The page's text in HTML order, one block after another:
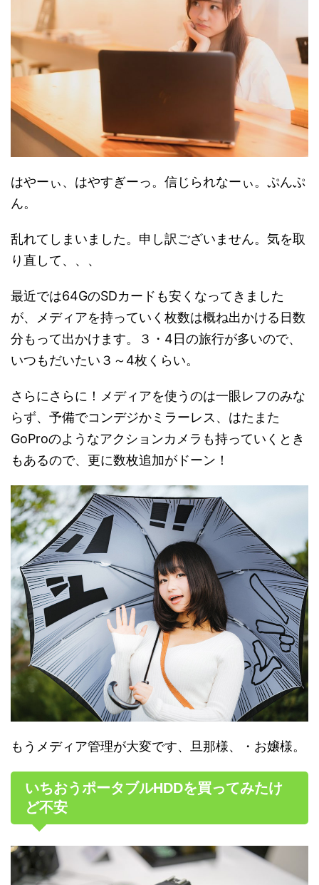
はやーぃ、はやすぎーっ。信じられなーぃ。ぷんぷ
ん。
乱れてしまいました。申し訳ございません。気を取
り直して、、、
最近では64GのSDカードも安くなってきました
が、メディアを持っていく枚数は概ね出かける日数
分もって出かけます。３・4日の旅行が多いので、
いつもだいたい３～4枚くらい。
さらにさらに！メディアを使うのは一眼レフのみな
らず、予備でコンデジかミラーレス、はたまた
GoProのようなアクションカメラも持っていくとき
もあるので、更に数枚追加がドーン！
もうメディア管理が大変です、旦那様、・お嬢様。
いちおうポータブルHDDを買ってみたけ
ど不安